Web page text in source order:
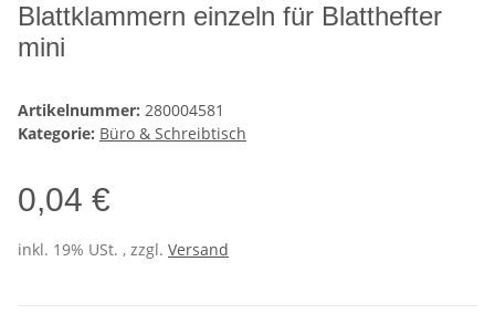
Blattklammern einzeln für Blatthefter
mini
Artikelnummer: 280004581
Kategorie: Büro & Schreibtisch
0,04 €
inkl. 19% USt. , zzgl. Versand